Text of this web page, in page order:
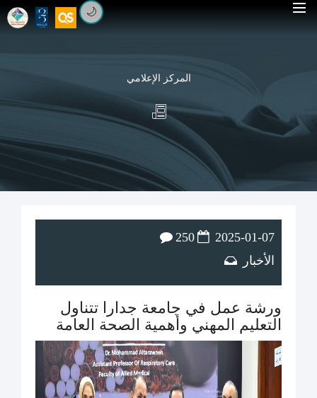
🌙
المركز الإعلامي
2025-01-07
الأخبار
250
ورشة عمل في جامعة جدارا تتناول
التعليم المهني وأهمية الصحة العامة